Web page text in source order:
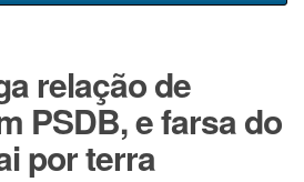
relação de
PSDB, e farsa do
por terra